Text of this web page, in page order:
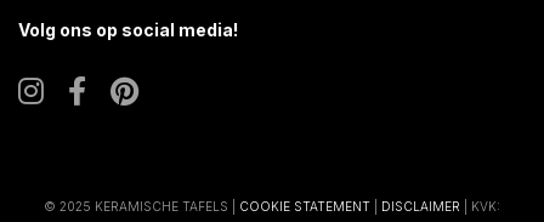
Volg ons op social media!
© 2025 KERAMISCHE TAFELS | COOKIE STATEMENT DISCLAIMER | KVK: